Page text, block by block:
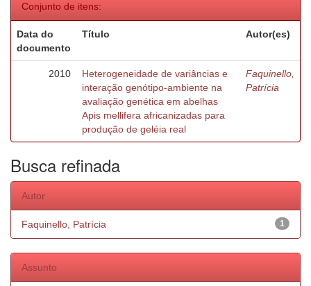
Conjunto de itens:
Data do
documento
Título Autor(es)
2010
Heterogeneidade de variâncias e
interação genótipo-ambiente na
avaliação genética em abelhas
Apis mellifera africanizadas para
produção de geléia real
Faquinello,
Patrícia
Busca refinada
Autor
1
Faquinello, Patrícia
Assunto